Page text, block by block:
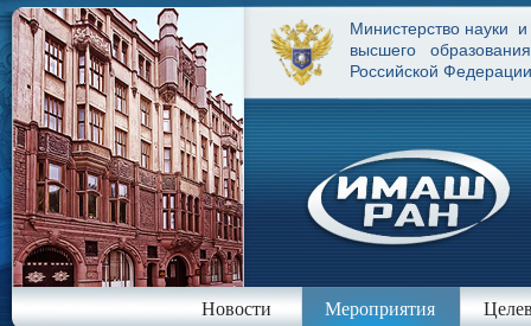
Министерство науки и
высшего образования
Российской Федерации
Новости Мероприятия